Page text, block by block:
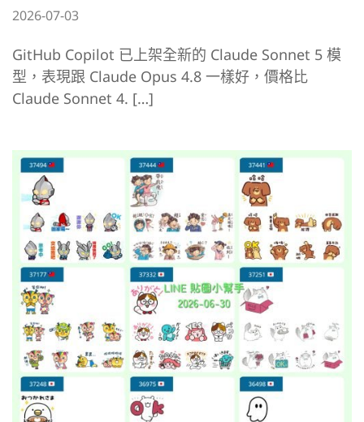
2026-07-03
GitHub Copilot 已上架全新的 Claude Sonnet 5 模
型，表現跟 Claude Opus 4.8 一樣好，價格比
Claude Sonnet 4. […]